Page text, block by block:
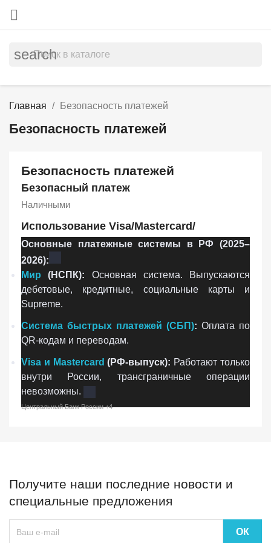

search
Главная Безопасность платежей
Безопасность платежей
Безопасность платежей
Безопасный платеж
Наличными
Использование Visa/Mastercard/
Основные платежные системы в РФ (2025–
2026):
Мир (НСПК): Основная система. Выпускаются
дебетовые, кредитные, социальные карты и
Supreme.
Система быстрых платежей (СБП): Оплата по
QR-кодам и переводам.
Visa и Mastercard (РФ-выпуск): Работают только
внутри России, трансграничные операции
невозможны.
Центральный Банк России+4
Получите наши последние новости и
специальные предложения